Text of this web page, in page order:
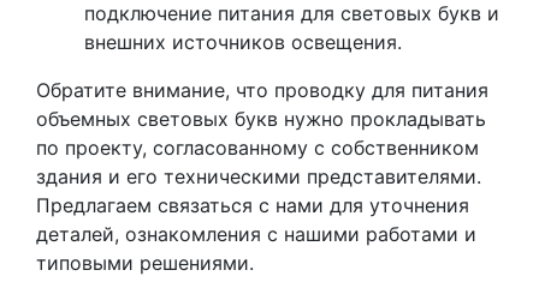
подключение питания для световых букв и
внешних источников освещения.
Обратите внимание, что проводку для питания
объемных световых букв нужно прокладывать
по проекту, согласованному с собственником
здания и его техническими представителями.
Предлагаем связаться с нами для уточнения
деталей, ознакомления с нашими работами и
типовыми решениями.